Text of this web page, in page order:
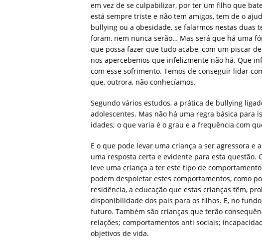
em vez de se culpabilizar, por ter um filho que
está sempre triste e não tem amigos, tem de o
bullying ou a obesidade, se falarmos nestas duas
foram, nem nunca serão… Mas será que há uma
que possa fazer que tudo acabe, com um piscar
nos apercebemos que infelizmente não há. Que
com esse sofrimento. Temos de conseguir lidar
que, outrora, não conhecíamos.
Segundo vários estudos, a prática de bullying
adolescentes. Mas não há uma regra básica para
idades; o que varia é o grau e a frequência com
E o que pode levar uma criança a ser agressora
uma resposta certa e evidente para esta questão.
leve uma criança a ter este tipo de
podem despoletar estes comportamentos, como
residência, a educação que estas crianças têm,
disponibilidade dos pais para os filhos. E, no
futuro. Também são crianças que terão
relações; comportamentos anti sociais;
objetivos de vida.